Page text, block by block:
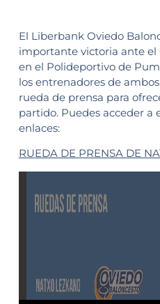
El Liberbank Oviedo
importante victoria ante el
en el Polideportivo de
los entrenadores de
rueda de prensa para
partido. Puedes acceder a
enlaces:
RUEDA DE PRENSA DE